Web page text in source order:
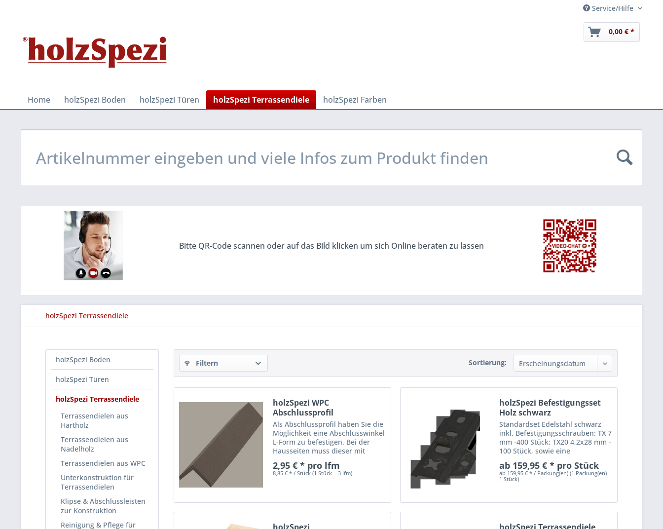
Service/Hilfe
0,00 € *
Home holzSpezi Boden holzSpezi Türen holzSpezi Terrassendiele holzSpezi Farben
Bitte QR-Code scannen oder auf das Bild klicken um sich Online beraten zu lassen
holzSpezi Terrassendiele
holzSpezi Boden
holzSpezi Türen
holzSpezi Terrassendiele
Terrassendielen aus
Hartholz
Terrassendielen aus
Nadelholz
Terrassendielen aus WPC
Unterkonstruktion für
Terrassendielen
Klipse & Abschlussleisten
zur Konstruktion
Reinigung & Pflege für
Filtern Sortierung:
holzSpezi WPC
Abschlussprofil
Als Abschlussprofil haben Sie die
Möglichkeit eine Abschlusswinkel
L-Form zu befestigen. Bei der
Hausseiten muss dieser mit
cm an der Hauswand und nicht
an der Terrassendiele befestigt
2,95 € * pro lfm
8,85 € * / Stück (1 Stück = 3 lfm)
holzSpezi Befestigungsset
Holz schwarz
Standardset Edelstahl schwarz
inkl. Befestigungsschrauben: TX 7
mm -400 Stück; TX20 4,2x28 mm -
100 Stück, sowie eine
Fugenabstandshalter und Profi-
Bit TX20. Bedarf bei einer 145
ab 159,95 € * pro Stück
ab 159,95 € * / Packung(en) (1 Packung(en) =
1 Stück)